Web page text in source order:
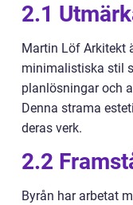
2.1
Martin Löf Arkitekt
minimalistiska stil
planlösningar och
Denna strama
deras verk.
2.2
Byrån har arbetat